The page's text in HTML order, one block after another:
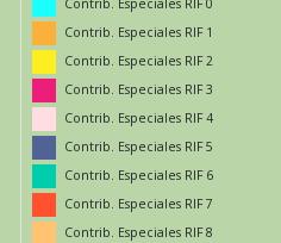
Contrib. Especiales RIF 0
Contrib. Especiales RIF 1
Contrib. Especiales RIF 2
Contrib. Especiales RIF 3
Contrib. Especiales RIF 4
Contrib. Especiales RIF 5
Contrib. Especiales RIF 6
Contrib. Especiales RIF 7
Contrib. Especiales RIF 8